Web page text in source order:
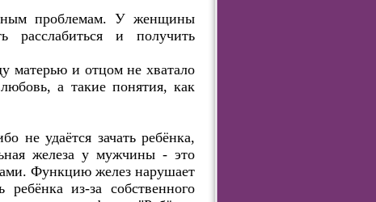
проблемам. У женщины
расслабиться и получить
матерью и отцом не хватало
а такие понятия, как
не удаётся зачать ребёнка,
железа у мужчины - это
Функцию желез нарушает
из-за собственного